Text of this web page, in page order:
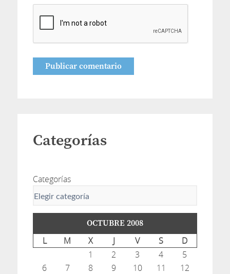
Categorías
Categorías
OCTUBRE 2008
L M X J V S D
1 2 3 4
5
6
7 8 9 10 11
12